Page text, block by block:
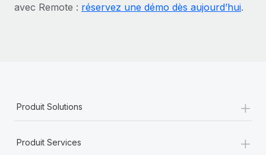
avec Remote : réservez une démo dès aujourd’hui.
Produit Solutions +
Produit Services +